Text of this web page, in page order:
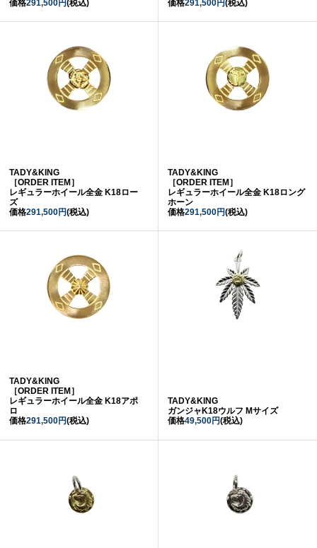
価格291,500円(税込) 価格291,500円(税込)
TADY&KING
［ORDER ITEM］
レギュラーホイール全金 K18ロー
ズ
価格291,500円(税込)
TADY&KING
［ORDER ITEM］
レギュラーホイール全金 K18ロング
ホーン
価格291,500円(税込)
TADY&KING
［ORDER ITEM］
レギュラーホイール全金 K18アポ
ロ
価格291,500円(税込)
TADY&KING
ガンジャK18ウルフ Mサイズ
価格49,500円(税込)